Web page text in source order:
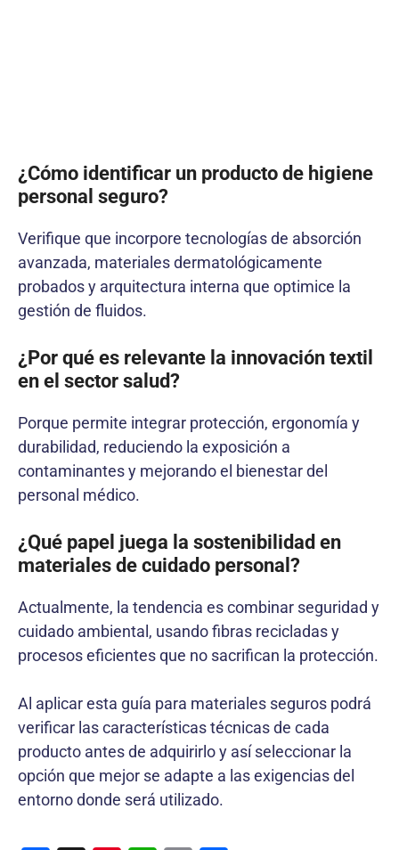
¿Cómo identificar un producto de higiene
personal seguro?
Verifique que incorpore tecnologías de absorción
avanzada, materiales dermatológicamente
probados y arquitectura interna que optimice la
gestión de fluidos.
¿Por qué es relevante la innovación textil
en el sector salud?
Porque permite integrar protección, ergonomía y
durabilidad, reduciendo la exposición a
contaminantes y mejorando el bienestar del
personal médico.
¿Qué papel juega la sostenibilidad en
materiales de cuidado personal?
Actualmente, la tendencia es combinar seguridad y
cuidado ambiental, usando fibras recicladas y
procesos eficientes que no sacrifican la protección.
Al aplicar esta guía para materiales seguros podrá
verificar las características técnicas de cada
producto antes de adquirirlo y así seleccionar la
opción que mejor se adapte a las exigencias del
entorno donde será utilizado.